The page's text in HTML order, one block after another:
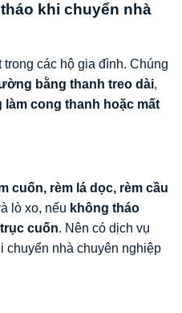
khi chuyển nhà
các hộ gia đình. Chúng
bằng thanh treo dài,
làm cong thanh hoặc mất
cuốn, rèm lá dọc, rèm cầu
lò xo, nếu không tháo
cuốn. Nên có dịch vụ
chuyển nhà chuyên nghiệp